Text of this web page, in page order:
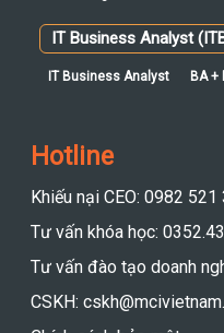
IT Business Analyst
IT Business Analyst BA +
Hotline
Khiếu nại CEO: 0982 521
Tư vấn khóa học:
Tư vấn đào tạo doanh
CSKH: